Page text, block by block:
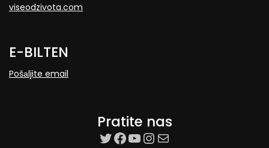
viseodzivota.com
E-BILTEN
Pošаljite email
Pratite nas
target=”_blank”
Facebook
YouTube
Instagram
Mail